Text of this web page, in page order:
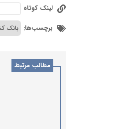
لینک کوتاه
برچسب‌ها: بانک
مطالب مرتبط